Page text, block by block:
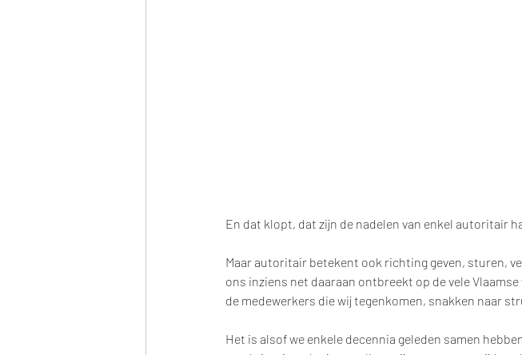
En dat klopt, dat zijn de nadelen van enkel autoritair
Maar autoritair betekent ook richting geven, sturen,
ons inziens net daaraan ontbreekt op de vele
de medewerkers die wij tegenkomen, snakken naar
Het is alsof we enkele decennia geleden samen